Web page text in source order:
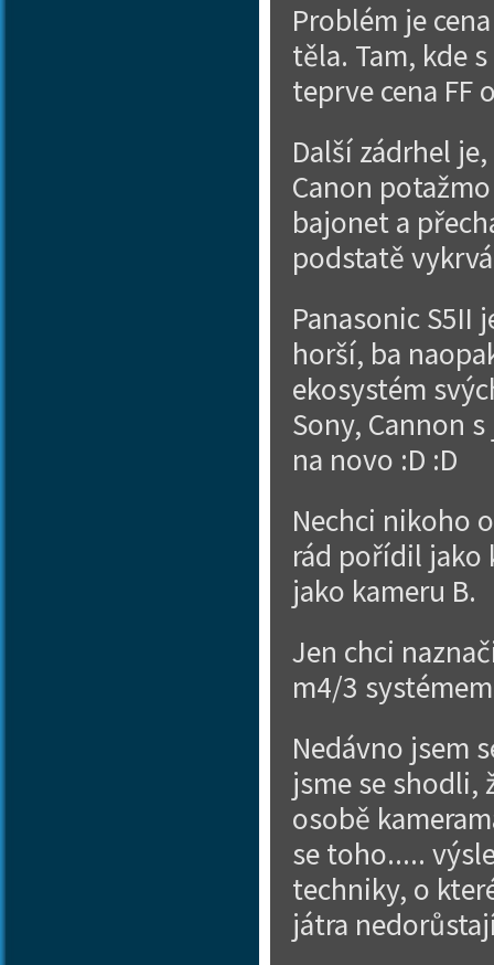
Problém je
těla. Tam, kde
teprve cena FF
Další zádrhel
Canon
bajonet a
podstatě
Panasonic S5II
horší, ba
ekosystém
Sony, Cannon
na novo :D :D
Nechci nikoho
rád pořídil jako
jako kameru B.
Jen chci
m4/3
Nedávno jsem
jsme se shodli,
osobě
se toho.....
techniky, o
játra